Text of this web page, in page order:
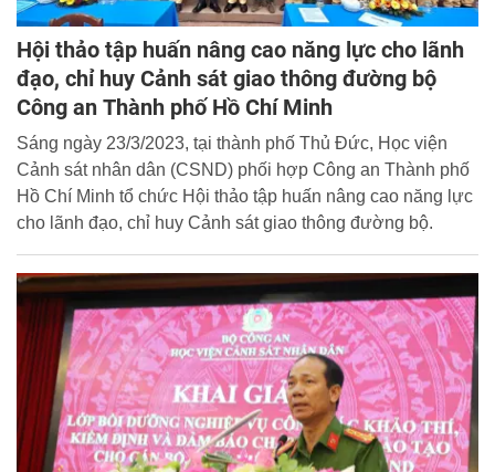
Hội thảo tập huấn nâng cao năng lực cho lãnh
đạo, chỉ huy Cảnh sát giao thông đường bộ
Công an Thành phố Hồ Chí Minh
Sáng ngày 23/3/2023, tại thành phố Thủ Đức, Học viện
Cảnh sát nhân dân (CSND) phối hợp Công an Thành phố
Hồ Chí Minh tổ chức Hội thảo tập huấn nâng cao năng lực
cho lãnh đạo, chỉ huy Cảnh sát giao thông đường bộ.